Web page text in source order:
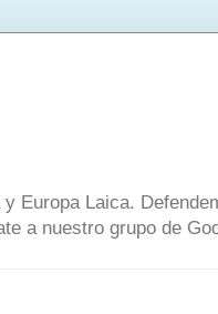
Europa Laica.
a nuestro grupo de